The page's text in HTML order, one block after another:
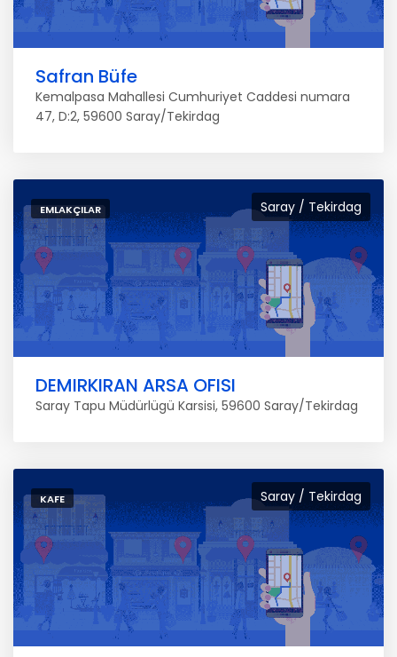
Safran Büfe
Kemalpasa Mahallesi Cumhuriyet Caddesi numara
47, D:2, 59600 Saray/Tekirdag
Saray / Tekirdag
EMLAKÇILAR
DEMIRKIRAN ARSA OFISI
Saray Tapu Müdürlügü Karsisi, 59600 Saray/Tekirdag
Saray / Tekirdag
KAFE